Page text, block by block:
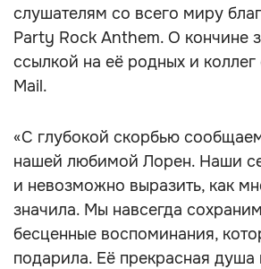
слушателям со всего миру
Party Rock Anthem. О кончине
ссылкой на её родных и
Mail.
«С глубокой скорбью
нашей любимой Лорен. Наши
и невозможно выразить, как
значила. Мы навсегда
бесценные воспоминания,
подарила. Её прекрасная душа